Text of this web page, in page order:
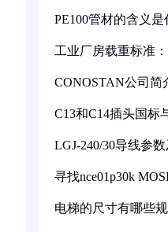
PE100管材的含义是
工业厂房载重标准
CONOSTAN公司简
C13和C14插头国标
LGJ-240/30导线参
寻找nce01p30k
电梯的尺寸有哪些